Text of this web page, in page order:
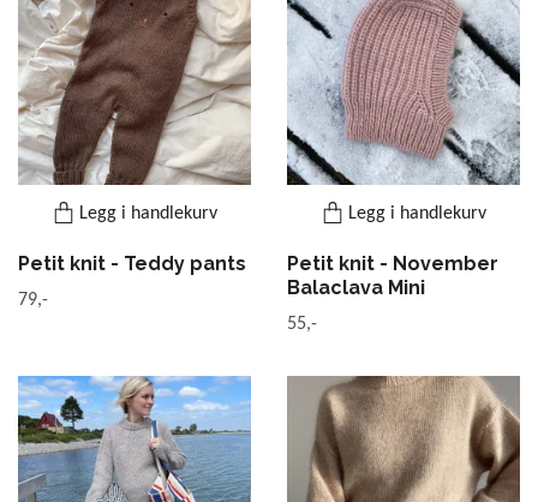
Legg i handlekurv
Petit knit - Teddy pants
79,-
Legg i handlekurv
Petit knit - November
Balaclava Mini
55,-